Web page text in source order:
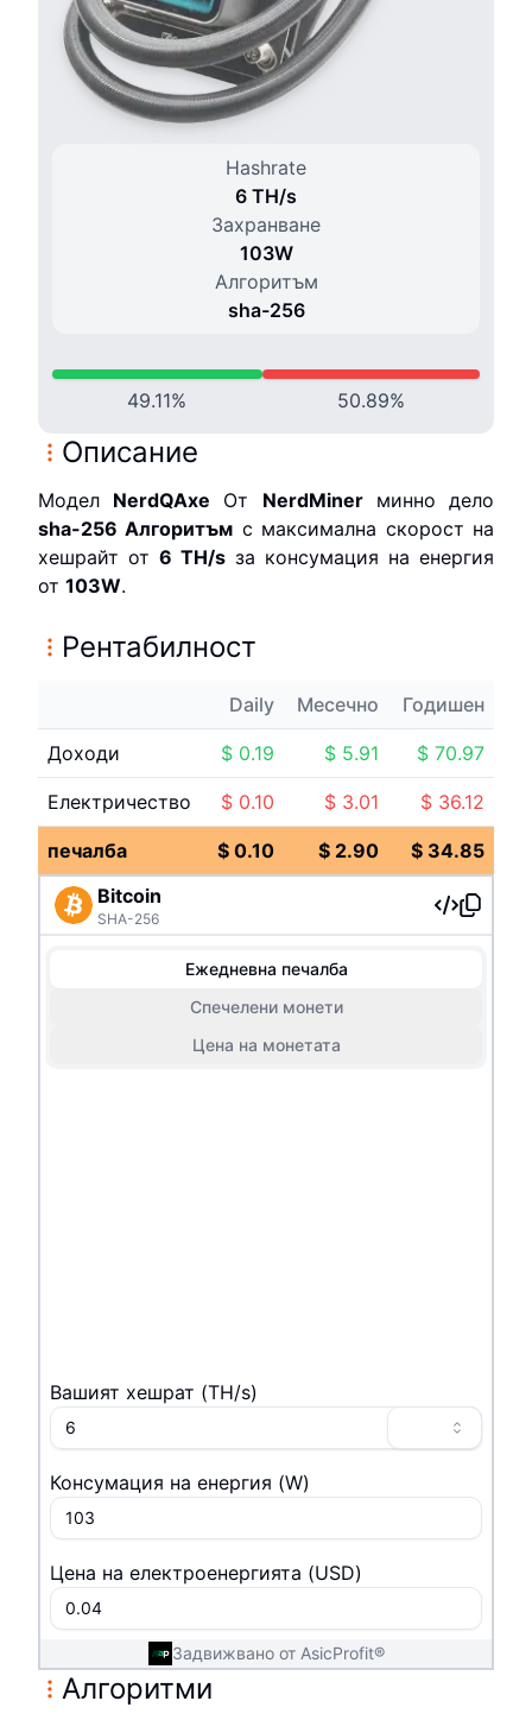
Hashrate
6 TH/s
Захранване
103W
Алгоритъм
sha-256
49.11% 50.89%
Описание
Модел NerdQAxe От NerdMiner
минно дело
sha-256 Алгоритъм с максимална скорост на
хешрайт от 6 TH/s за консумация на енергия
от 103W.
Рентабилност
Daily Месечно Годишен
Доходи $ 0.19 $ 5.91 $ 70.97
Електричество $ 0.10 $ 3.01 $ 36.12
печалба $ 0.10 $ 2.90 $ 34.85
Bitcoin
SHA-256
Ежедневна печалба
Спечелени монети
Цена на монетата
Вашият хешрат (TH/s)
Консумация на енергия (W)
Цена на електроенергията (USD)
Задвижвано от AsicProfit®
Алгоритми